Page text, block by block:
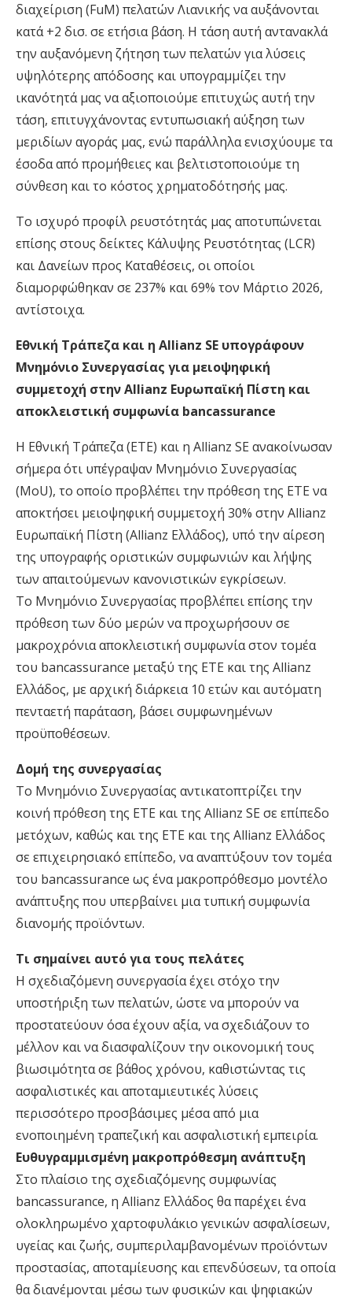
διαχείριση (FuM) πελατών Λιανικής να αυξάνονται
κατά +2 δισ. σε ετήσια βάση. Η τάση αυτή αντανακλά
την αυξανόμενη ζήτηση των πελατών για λύσεις
υψηλότερης απόδοσης και υπογραμμίζει την
ικανότητά μας να αξιοποιούμε επιτυχώς αυτή την
τάση, επιτυγχάνοντας εντυπωσιακή αύξηση των
μεριδίων αγοράς μας, ενώ παράλληλα ενισχύουμε τα
έσοδα από προμήθειες και βελτιστοποιούμε τη
σύνθεση και το κόστος χρηματοδότησής μας.
Το ισχυρό προφίλ ρευστότητάς μας αποτυπώνεται
επίσης στους δείκτες Κάλυψης Ρευστότητας (LCR)
και Δανείων προς Καταθέσεις, οι οποίοι
διαμορφώθηκαν σε 237% και 69% τον Μάρτιο 2026,
αντίστοιχα.
Εθνική Τράπεζα και η Allianz SE υπογράφουν
Μνημόνιο Συνεργασίας για μειοψηφική
συμμετοχή στην Allianz Ευρωπαϊκή Πίστη και
αποκλειστική συμφωνία bancassurance
Η Εθνική Τράπεζα (ΕΤΕ) και η Allianz SE ανακοίνωσαν
σήμερα ότι υπέγραψαν Μνημόνιο Συνεργασίας
(MoU), το οποίο προβλέπει την πρόθεση της ΕΤΕ να
αποκτήσει μειοψηφική συμμετοχή 30% στην Allianz
Ευρωπαϊκή Πίστη (Allianz Ελλάδος), υπό την αίρεση
της υπογραφής οριστικών συμφωνιών και λήψης
των απαιτούμενων κανονιστικών εγκρίσεων.
Το Μνημόνιο Συνεργασίας προβλέπει επίσης την
πρόθεση των δύο μερών να προχωρήσουν σε
μακροχρόνια αποκλειστική συμφωνία στον τομέα
του bancassurance μεταξύ της ΕΤΕ και της Allianz
Ελλάδος, με αρχική διάρκεια 10 ετών και αυτόματη
πενταετή παράταση, βάσει συμφωνημένων
προϋποθέσεων.
Δομή της συνεργασίας
Το Μνημόνιο Συνεργασίας αντικατοπτρίζει την
κοινή πρόθεση της ΕΤΕ και της Allianz SE σε επίπεδο
μετόχων, καθώς και της ΕΤΕ και της Allianz Ελλάδος
σε επιχειρησιακό επίπεδο, να αναπτύξουν τον τομέα
του bancassurance ως ένα μακροπρόθεσμο μοντέλο
ανάπτυξης που υπερβαίνει μια τυπική συμφωνία
διανομής προϊόντων.
Τι σημαίνει αυτό για τους πελάτες
Η σχεδιαζόμενη συνεργασία έχει στόχο την
υποστήριξη των πελατών, ώστε να μπορούν να
προστατεύουν όσα έχουν αξία, να σχεδιάζουν το
μέλλον και να διασφαλίζουν την οικονομική τους
βιωσιμότητα σε βάθος χρόνου, καθιστώντας τις
ασφαλιστικές και αποταμιευτικές λύσεις
περισσότερο προσβάσιμες μέσα από μια
ενοποιημένη τραπεζική και ασφαλιστική εμπειρία.
Ευθυγραμμισμένη μακροπρόθεσμη ανάπτυξη
Στο πλαίσιο της σχεδιαζόμενης συμφωνίας
bancassurance, η Allianz Ελλάδος θα παρέχει ένα
ολοκληρωμένο χαρτοφυλάκιο γενικών ασφαλίσεων,
υγείας και ζωής, συμπεριλαμβανομένων προϊόντων
προστασίας, αποταμίευσης και επενδύσεων, τα οποία
θα διανέμονται μέσω των φυσικών και ψηφιακών